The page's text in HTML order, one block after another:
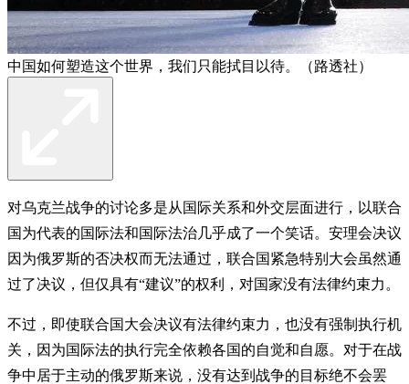
中国如何塑造这个世界，我们只能拭目以待。（路透社）
对乌克兰战争的讨论多是从国际关系和外交层面进行，以联合
国为代表的国际法和国际法治几乎成了一个笑话。安理会决议
因为俄罗斯的否决权而无法通过，联合国紧急特别大会虽然通
过了决议，但仅具有“建议”的权利，对国家没有法律约束力。
不过，即使联合国大会决议有法律约束力，也没有强制执行机
关，因为国际法的执行完全依赖各国的自觉和自愿。对于在战
争中居于主动的俄罗斯来说，没有达到战争的目标绝不会罢